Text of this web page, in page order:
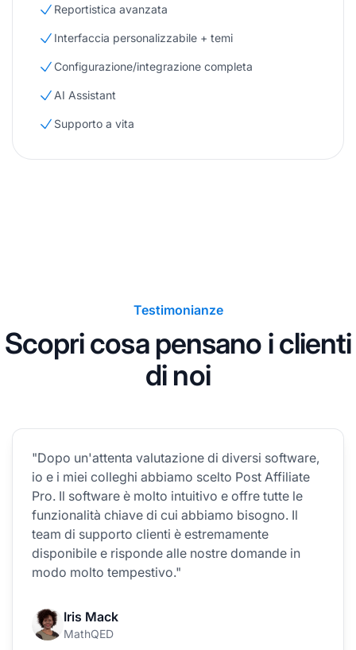
Reportistica avanzata
Interfaccia personalizzabile + temi
Configurazione/integrazione completa
AI Assistant
Supporto a vita
Testimonianze
Scopri cosa pensano i clienti
di noi
"Dopo un'attenta valutazione di diversi software,
io e i miei colleghi abbiamo scelto Post Affiliate
Pro. Il software è molto intuitivo e offre tutte le
funzionalità chiave di cui abbiamo bisogno. Il
team di supporto clienti è estremamente
disponibile e risponde alle nostre domande in
modo molto tempestivo."
Iris Mack
MathQED